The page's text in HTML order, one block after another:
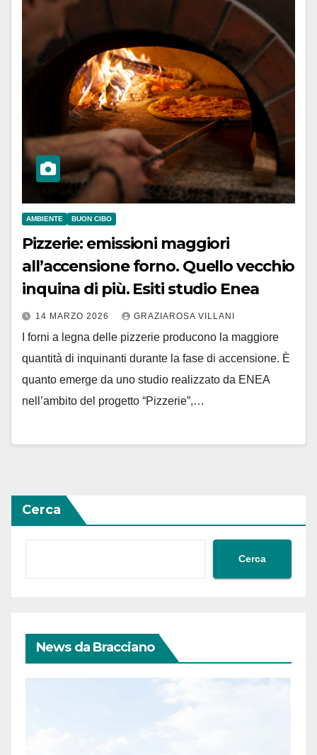
AMBIENTE BUON CIBO
Pizzerie: emissioni maggiori
all’accensione forno. Quello vecchio
inquina di più. Esiti studio Enea
14 MARZO 2026 GRAZIAROSA VILLANI
I forni a legna delle pizzerie producono la maggiore
quantità di inquinanti durante la fase di accensione. È
quanto emerge da uno studio realizzato da ENEA
nell’ambito del progetto “Pizzerie”,…
Cerca
Cerca
News da Bracciano